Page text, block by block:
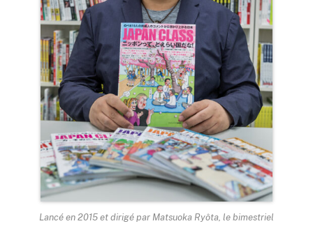
Lancé en 2015 et dirigé par Matsuoka Ryôta, le bimestriel